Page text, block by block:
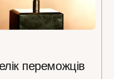
переможців